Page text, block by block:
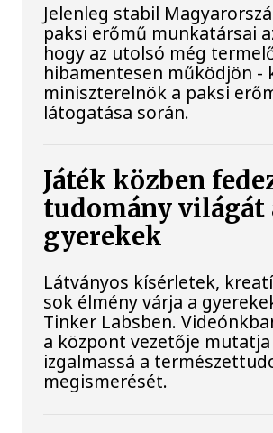
Jelenleg stabil
paksi erőmű munkatársai
hogy az utolsó még
hibamentesen működjön -
miniszterelnök a paksi
látogatása során.
Játék közben
tudomány világát
gyerekek
Látványos kísérletek,
sok élmény várja a
Tinker Labsben.
a központ vezetője
izgalmassá a
megismerését.